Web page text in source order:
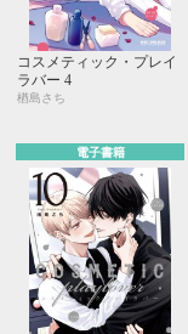
コスメティック・プレイ
ラバー 4
楢島さち
電子書籍